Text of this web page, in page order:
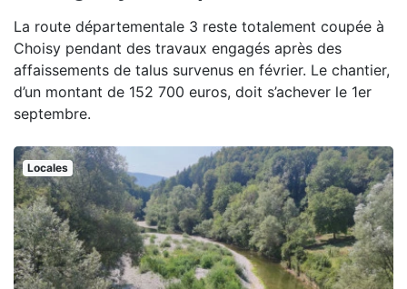
La route départementale 3 reste totalement coupée à
Choisy pendant des travaux engagés après des
affaissements de talus survenus en février. Le chantier,
d’un montant de 152 700 euros, doit s’achever le 1er
septembre.
Locales